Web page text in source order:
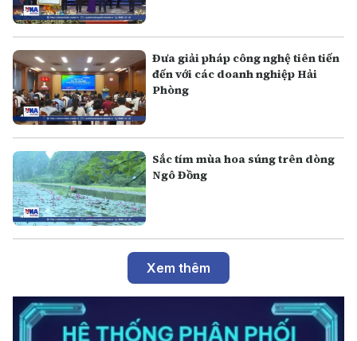
Đưa giải pháp công nghệ tiên tiến
đến với các doanh nghiệp Hải
Phòng
Sắc tím mùa hoa súng trên dòng
Ngô Đồng
Xem thêm